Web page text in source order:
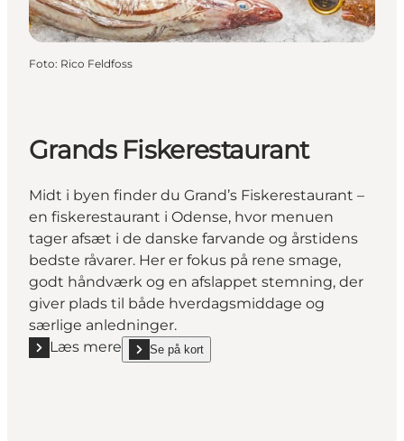
Foto: Rico Feldfoss
Grands Fiskerestaurant
Midt i byen finder du Grand’s Fiskerestaurant –
en fiskerestaurant i Odense, hvor menuen
tager afsæt i de danske farvande og årstidens
bedste råvarer. Her er fokus på rene smage,
godt håndværk og en afslappet stemning, der
giver plads til både hverdagsmiddage og
særlige anledninger.
Læs mere
Læs mere "Grands Fiskerestaurant"
Se på kort
show Grands Fiskerestaurant on_map